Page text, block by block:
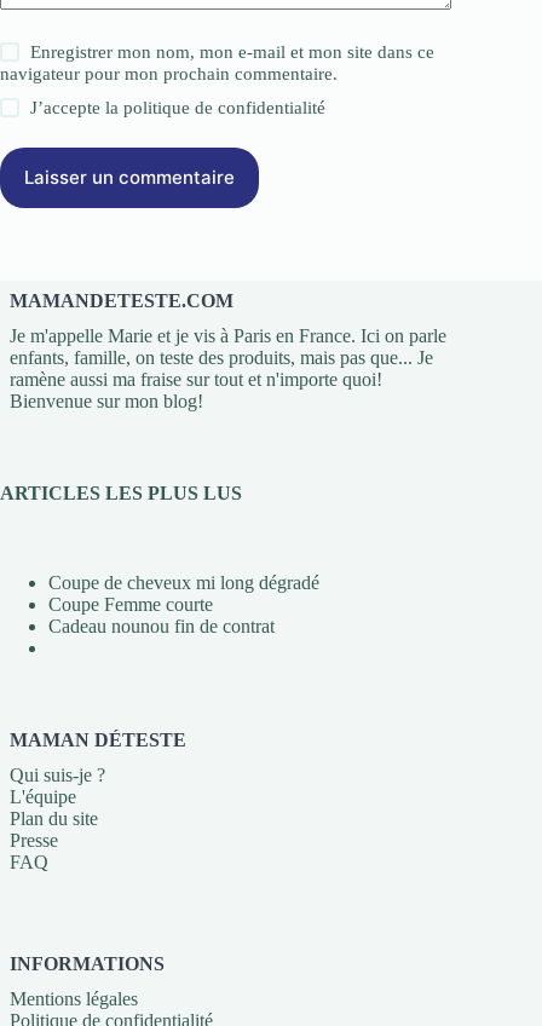
Enregistrer mon nom, mon e-mail et mon site dans ce
navigateur pour mon prochain commentaire.
J’accepte lapolitique de confidentialité
Laisser un commentaire
MAMANDETESTE.COM
Je m'appelle Marie et je vis à Paris en France. Ici on parle
enfants, famille, on teste des produits, mais pas que... Je
ramène aussi ma fraise sur tout et n'importe quoi!
Bienvenue sur mon blog!
ARTICLES LES PLUS LUS
Coupe de cheveux mi long dégradé
Coupe Femme courte
Cadeau nounou fin de contrat
MAMAN DÉTESTE
Qui suis-je ?
L'équipe
Plan du site
Presse
FAQ
INFORMATIONS
Mentions légales
Politique de confidentialité